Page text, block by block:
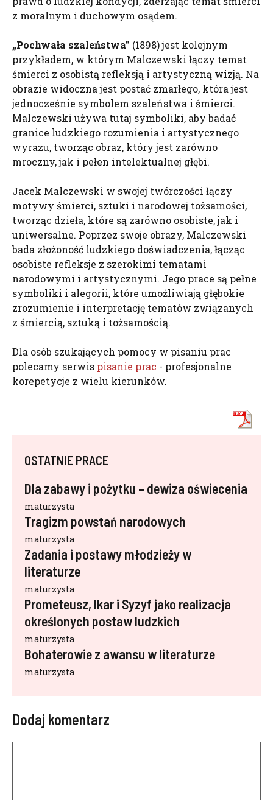
z moralnym i duchowym osądem.
„Pochwała szaleństwa” (1898) jest kolejnym
przykładem, w którym Malczewski łączy temat
śmierci z osobistą refleksją i artystyczną wizją. Na
obrazie widoczna jest postać zmarłego, która jest
jednocześnie symbolem szaleństwa i śmierci.
Malczewski używa tutaj symboliki, aby badać
granice ludzkiego rozumienia i artystycznego
wyrazu, tworząc obraz, który jest zarówno
mroczny, jak i pełen intelektualnej głębi.
Jacek Malczewski w swojej twórczości łączy
motywy śmierci, sztuki i narodowej tożsamości,
tworząc dzieła, które są zarówno osobiste, jak i
uniwersalne. Poprzez swoje obrazy, Malczewski
bada złożoność ludzkiego doświadczenia, łącząc
osobiste refleksje z szerokimi tematami
narodowymi i artystycznymi. Jego prace są pełne
symboliki i alegorii, które umożliwiają głębokie
zrozumienie i interpretację tematów związanych
z śmiercią, sztuką i tożsamością.
Dla osób szukających pomocy w pisaniu prac
polecamy serwis pisanie prac - profesjonalne
korepetycje z wielu kierunków.
OSTATNIE PRACE
Dla zabawy i pożytku – dewiza oświecenia
maturzysta
Tragizm powstań narodowych
maturzysta
Zadania i postawy młodzieży w
literaturze
maturzysta
Prometeusz, Ikar i Syzyf jako realizacja
określonych postaw ludzkich
maturzysta
Bohaterowie z awansu w literaturze
maturzysta
Dodaj komentarz